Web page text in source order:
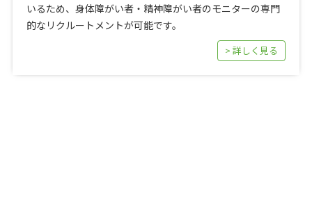
いるため、身体障がい者・精神障がい者のモニターの専門
的なリクルートメントが可能です。
> 詳しく見る